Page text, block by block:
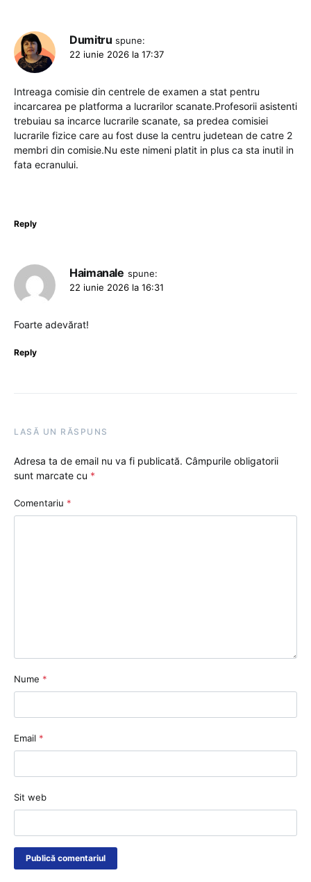
Dumitru spune:
22 iunie 2026 la 17:37
Intreaga comisie din centrele de examen a stat pentru
incarcarea pe platforma a lucrarilor scanate.Profesorii asistenti
trebuiau sa incarce lucrarile scanate, sa predea comisiei
lucrarile fizice care au fost duse la centru judetean de catre 2
membri din comisie.Nu este nimeni platit in plus ca sta inutil in
fata ecranului.
Reply
Haimanale spune:
22 iunie 2026 la 16:31
Foarte adevărat!
Reply
LASĂ UN RĂSPUNS
Adresa ta de email nu va fi publicată. Câmpurile obligatorii
sunt marcate cu *
Comentariu *
Nume *
Email *
Sit web